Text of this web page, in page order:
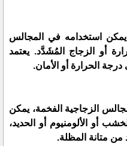
استخدامه في المجالس
أو الزجاج المُشَدَّد. يعتمد
الحرارة أو الأمان.
الزجاجية الفخمة، يمكن
أو الألومنيوم أو الحديد،
متانة المظلة.